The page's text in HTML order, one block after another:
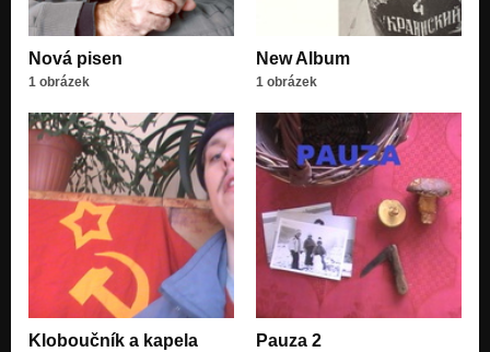
Nová pisen
1 obrázek
New Album
1 obrázek
Kloboučník a kapela
Pauza 2